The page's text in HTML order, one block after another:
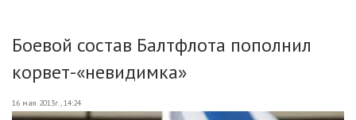
Боевой состав Балтфлота пополнил
корвет-«невидимка»
16 мая 2013г., 14:24